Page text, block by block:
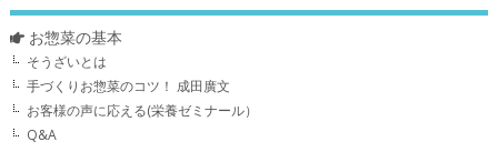
お惣菜の基本
そうざいとは
手づくりお惣菜のコツ！ 成田廣文
お客様の声に応える(栄養ゼミナール）
Q&A